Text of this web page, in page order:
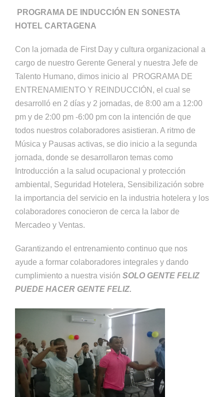
PROGRAMA DE INDUCCIÓN EN SONESTA
HOTEL CARTAGENA
Con la jornada de First Day y cultura organizacional a
cargo de nuestro Gerente General y nuestra Jefe de
Talento Humano, dimos inicio al PROGRAMA DE
ENTRENAMIENTO Y REINDUCCIÓN, el cual se
desarrolló en 2 días y 2 jornadas, de 8:00 am a 12:00
pm y de 2:00 pm -6:00 pm con la intención de que
todos nuestros colaboradores asistieran. A ritmo de
Música y Pausas activas, se dio inicio a la segunda
jornada, donde se desarrollaron temas como
Introducción a la salud ocupacional y protección
ambiental, Seguridad Hotelera, Sensibilización sobre
la importancia del servicio en la industria hotelera y los
colaboradores conocieron de cerca la labor de
Mercadeo y Ventas.
Garantizando el entrenamiento continuo que nos
ayude a formar colaboradores integrales y dando
cumplimiento a nuestra visión SOLO GENTE FELIZ
PUEDE HACER GENTE FELIZ.